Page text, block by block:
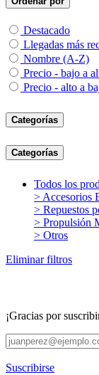
Destacado
Llegadas más
Nombre (A-Z)
Precio - bajo a
Precio - alto a
Categorías
Categorías
Todos los
> Accesorios
> Repuestos
> Propulsión
> Otros
Eliminar filtros
¡Gracias por
Suscribirse